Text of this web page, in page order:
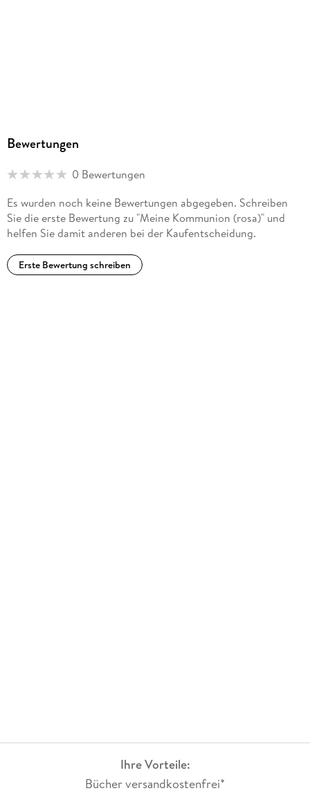
Bewertungen
0 Bewertungen
Es wurden noch keine Bewertungen abgegeben. Schreiben
Sie die erste Bewertung zu "Meine Kommunion (rosa)" und
helfen Sie damit anderen bei der Kaufentscheidung.
Erste Bewertung schreiben
Ihre Vorteile:
Bücher versandkostenfrei*